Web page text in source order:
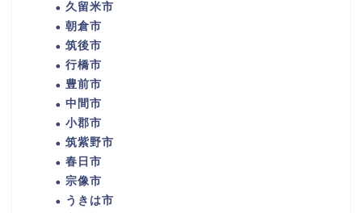
久留米市
朝倉市
筑後市
行橋市
豊前市
中間市
小郡市
筑紫野市
春日市
宗像市
うきは市